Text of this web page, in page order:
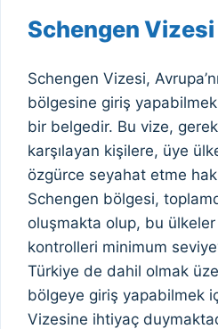
Schengen
Schengen Vizesi,
bölgesine giriş
bir belgedir. Bu vize,
karşılayan kişilere, üye
özgürce seyahat etme
Schengen bölgesi,
oluşmakta olup, bu ülkeler
kontrolleri minimum
Türkiye de dahil olmak
bölgeye giriş yapabilmek
Vizesine ihtiyaç